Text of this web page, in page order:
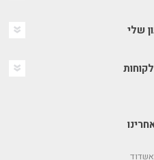
שלי
אשדוד